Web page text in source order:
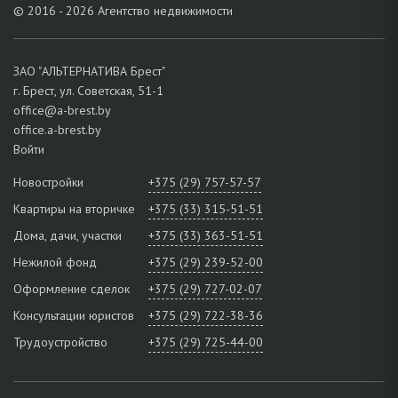
© 2016 - 2026 Агентство недвижимости
ЗАО "АЛЬТЕРНАТИВА Брест"
г. Брест, ул. Советская, 51-1
office@a-brest.by
office.a-brest.by
Войти
Новостройки
+375 (29) 757-57-57
Квартиры на вторичке
+375 (33) 315-51-51
Дома, дачи, участки
+375 (33) 363-51-51
Нежилой фонд
+375 (29) 239-52-00
Оформление сделок
+375 (29) 727-02-07
Консультации юристов
+375 (29) 722-38-36
Трудоустройство
+375 (29) 725-44-00